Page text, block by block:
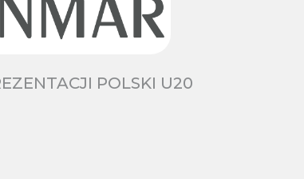
POLSKI U20